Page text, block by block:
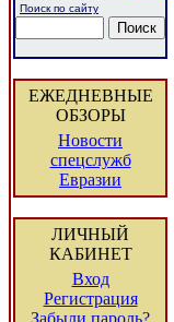
Поиск по сайту
ЕЖЕДНЕВНЫЕ
ОБЗОРЫ
Новости
спецслужб
Евразии
ЛИЧНЫЙ
КАБИНЕТ
Вход
Регистрация
Забыли пароль?